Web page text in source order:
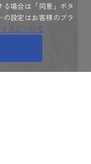
場合は「同意」ボタ
の設定はお客様のブラ
トについて